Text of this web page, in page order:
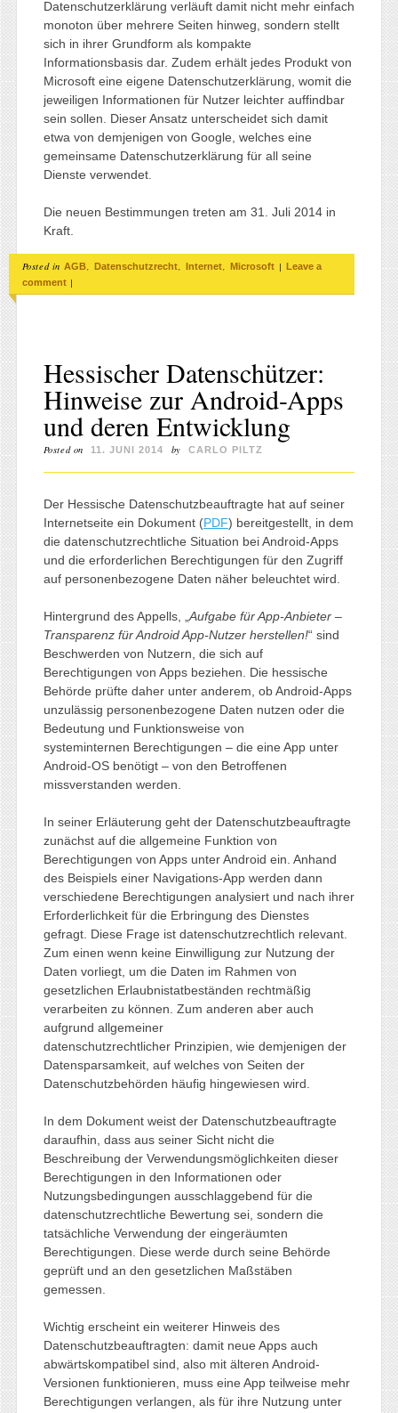
Datenschutzerklärung verläuft damit nicht mehr einfach
monoton über mehrere Seiten hinweg, sondern stellt
sich in ihrer Grundform als kompakte
Informationsbasis dar. Zudem erhält jedes Produkt von
Microsoft eine eigene Datenschutzerklärung, womit die
jeweiligen Informationen für Nutzer leichter auffindbar
sein sollen. Dieser Ansatz unterscheidet sich damit
etwa von demjenigen von Google, welches eine
gemeinsame Datenschutzerklärung für all seine
Dienste verwendet.
Die neuen Bestimmungen treten am 31. Juli 2014 in
Kraft.
Posted in AGB, Datenschutzrecht, Internet, Microsoft |
Leave a
comment |
Hessischer Datenschützer:
Hinweise zur Android-Apps
und deren Entwicklung
Posted on 11. JUNI 2014 by CARLO PILTZ
Der Hessische Datenschutzbeauftragte hat auf seiner
Internetseite ein Dokument (PDF) bereitgestellt, in dem
die datenschutzrechtliche Situation bei Android-Apps
und die erforderlichen Berechtigungen für den Zugriff
auf personenbezogene Daten näher beleuchtet wird.
Hintergrund des Appells, „ Aufgabe für App-Anbieter –
Transparenz für Android App-Nutzer herstellen!“ sind
Beschwerden von Nutzern, die sich auf
Berechtigungen von Apps beziehen. Die hessische
Behörde prüfte daher unter anderem, ob Android-Apps
unzulässig personenbezogene Daten nutzen oder die
Bedeutung und Funktionsweise von
systeminternen Berechtigungen – die eine App unter
Android-OS benötigt – von den Betroffenen
missverstanden werden.
In seiner Erläuterung geht der Datenschutzbeauftragte
zunächst auf die allgemeine Funktion von
Berechtigungen von Apps unter Android ein. Anhand
des Beispiels einer Navigations-App werden dann
verschiedene Berechtigungen analysiert und nach ihrer
Erforderlichkeit für die Erbringung des Dienstes
gefragt. Diese Frage ist datenschutzrechtlich relevant.
Zum einen wenn keine Einwilligung zur Nutzung der
Daten vorliegt, um die Daten im Rahmen von
gesetzlichen Erlaubnistatbeständen rechtmäßig
verarbeiten zu können. Zum anderen aber auch
aufgrund allgemeiner
datenschutzrechtlicher Prinzipien, wie demjenigen der
Datensparsamkeit, auf welches von Seiten der
Datenschutzbehörden häufig hingewiesen wird.
In dem Dokument weist der Datenschutzbeauftragte
daraufhin, dass aus seiner Sicht nicht die
Beschreibung der Verwendungsmöglichkeiten dieser
Berechtigungen in den Informationen oder
Nutzungsbedingungen ausschlaggebend für die
datenschutzrechtliche Bewertung sei, sondern die
tatsächliche Verwendung der eingeräumten
Berechtigungen. Diese werde durch seine Behörde
geprüft und an den gesetzlichen Maßstäben
gemessen.
Wichtig erscheint ein weiterer Hinweis des
Datenschutzbeauftragten: damit neue Apps auch
abwärtskompatibel sind, also mit älteren Android-
Versionen funktionieren, muss eine App teilweise mehr
Berechtigungen verlangen, als für ihre Nutzung unter